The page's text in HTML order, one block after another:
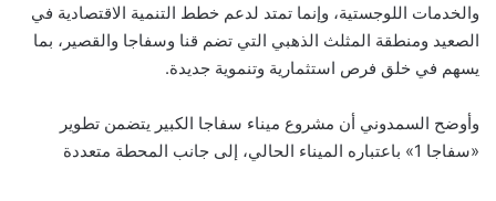
والخدمات اللوجستية، وإنما تمتد لدعم خطط التنمية الاقتصادية في
الصعيد ومنطقة المثلث الذهبي التي تضم قنا وسفاجا والقصير، بما
يسهم في خلق فرص استثمارية وتنموية جديدة.
وأوضح السمدوني أن مشروع ميناء سفاجا الكبير يتضمن تطوير
«سفاجا 1» باعتباره الميناء الحالي، إلى جانب المحطة متعددة